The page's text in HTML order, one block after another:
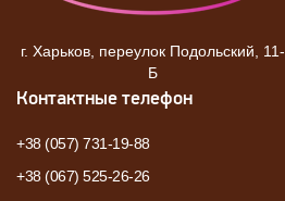
г. Харьков, переулок Подольский, 11-
Б
Контактные телефон
+38 (057) 731-19-88
+38 (067) 525-26-26